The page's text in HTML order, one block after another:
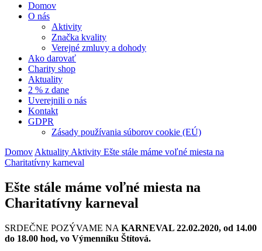
Domov
O nás
Aktivity
Značka kvality
Verejné zmluvy a dohody
Ako darovať
Charity shop
Aktuality
2 % z dane
Uverejnili o nás
Kontakt
GDPR
Zásady používania súborov cookie (EÚ)
Domov Aktuality Aktivity Ešte stále máme voľné miesta na
Charitatívny karneval
Ešte stále máme voľné miesta na
Charitatívny karneval
SRDEČNE POZÝVAME NA KARNEVAL 22.02.2020, od 14.00
do 18.00 hod, vo Výmenníku Štítová.